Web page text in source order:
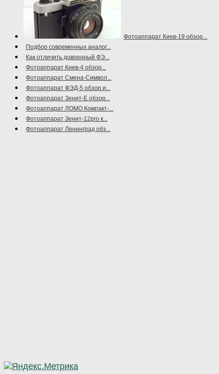
Фотоаппарат Киев-19 обзор...
Подбор современных аналог...
Как отличить довоенный ФЭ...
Фотоаппарат Киев-4 обзор...
Фотоаппарат Смена-Символ...
Фотоаппарат ФЭД-5 обзор и...
Фотоаппарат Зенит-Е обзор...
Фотоаппарат ЛОМО Компакт-...
Фотоаппарат Зенит-12pro к...
Фотоаппарат Ленинград обз...